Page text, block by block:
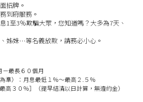
招牌。
到府服務。
1至3％欺騙大眾，您知道嗎？大多為7天、
姊妹…等名義放款，請務必小心。
－最長６０個月
準）：月息最低１％～最高２.５％
３０％］（提早結清以日計算，無違約金）